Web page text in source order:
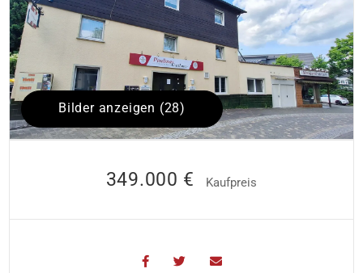
Bilder anzeigen (28)
349.000 € Kaufpreis